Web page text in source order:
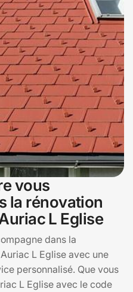
vous
la rénovation
L Eglise
dans la
L Eglise avec une
personnalisé. Que vous
L Eglise avec le code